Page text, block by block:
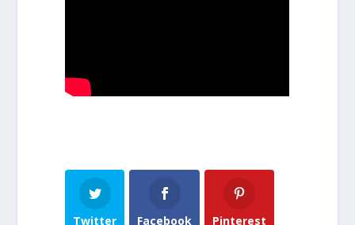
Twitter Facebook Pinterest